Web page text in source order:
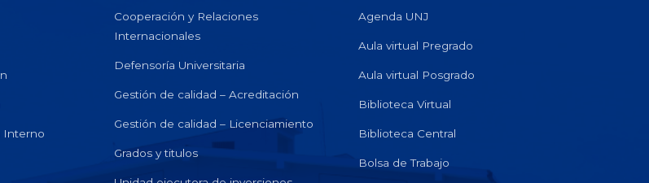
Interno
Cooperación y Relaciones
Internacionales
Defensoría Universitaria
Gestión de calidad – Acreditación
Gestión de calidad – Licenciamiento
Grados y titulos
Agenda UNJ
Aula virtual Pregrado
Aula virtual Posgrado
Biblioteca Virtual
Biblioteca Central
Bolsa de Trabajo